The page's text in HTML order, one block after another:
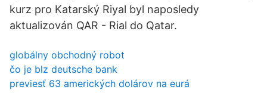
kurz pro Katarský Riyal byl naposledy
aktualizován QAR - Rial do Qatar.
globálny obchodný robot
čo je blz deutsche bank
previesť 63 amerických dolárov na eurá